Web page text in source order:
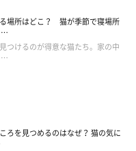
場所はどこ？ 猫が季節で寝場所
…
つけるのが得意な猫たち。家の中
…
ろを見つめるのはなぜ？ 猫の気に